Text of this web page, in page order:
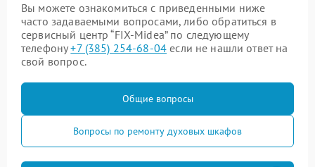
Вы можете ознакомиться с приведенными ниже
часто задаваемыми вопросами, либо обратиться в
сервисный центр “FIX-Midea” по следующему
телефону+7 (385) 254-68-04 если не нашли ответ на
свой вопрос.
Общие вопросы
Вопросы по ремонту духовых шкафов